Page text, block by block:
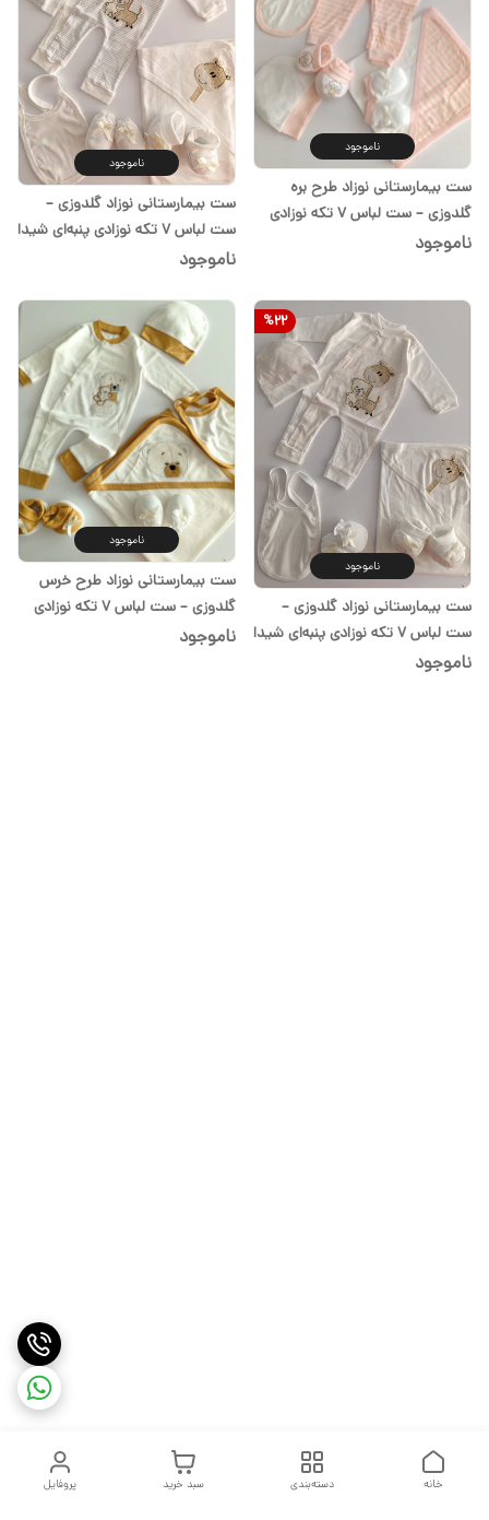
ناموجود
ست بیمارستانی نوزاد طرح بره
گلدوزی – ست لباس ۷ تکه نوزادی
پنبه‌ای شیدا
ناموجود
ناموجود
ست بیمارستانی نوزاد گلدوزی –
ست لباس ۷ تکه نوزادی پنبه‌ای شیدا
ناموجود
%22
ناموجود
ست بیمارستانی نوزاد گلدوزی –
ست لباس ۷ تکه نوزادی پنبه‌ای شیدا
ناموجود
ناموجود
ست بیمارستانی نوزاد طرح خرس
گلدوزی – ست لباس ۷ تکه نوزادی
پنبه‌ای شیدا
ناموجود
پروفایل سبد خرید دسته‌بندی خانه